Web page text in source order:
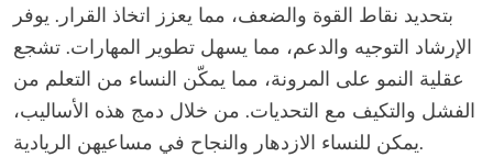
بتحديد نقاط القوة والضعف، مما يعزز اتخاذ القرار. يوفر
الإرشاد التوجيه والدعم، مما يسهل تطوير المهارات. تشجع
عقلية النمو على المرونة، مما يمكّن النساء من التعلم من
الفشل والتكيف مع التحديات. من خلال دمج هذه الأساليب،
يمكن للنساء الازدهار والنجاح في مساعيهن الريادية.